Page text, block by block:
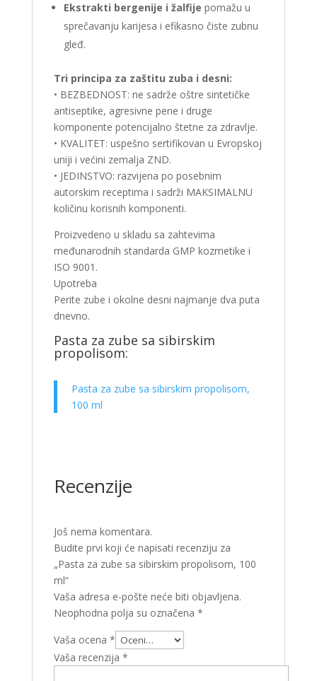
Ekstrakti bergenije i žalfije pomažu u
sprečavanju karijesa i efikasno čiste zubnu
gleđ.
Tri principa za zaštitu zuba i desni:
• BEZBEDNOST: ne sadrže oštre sintetičke
antiseptike, agresivne pene i druge
komponente potencijalno štetne za zdravlje.
• KVALITET: uspešno sertifikovan u Evropskoj
uniji i većini zemalja ZND.
• JEDINSTVO: razvijena po posebnim
autorskim receptima i sadrži MAKSIMALNU
količinu korisnih komponenti.
Proizvedeno u skladu sa zahtevima
međunarodnih standarda GMP kozmetike i
ISO 9001.
Upotreba
Perite zube i okolne desni najmanje dva puta
dnevno.
Pasta za zube sa sibirskim
propolisom:
Pasta za zube sa sibirskim propolisom,
100 ml
Recenzije
Još nema komentara.
Budite prvi koji će napisati recenziju za
„Pasta za zube sa sibirskim propolisom, 100
ml“
Vaša adresa e-pošte neće biti objavljena.
Neophodna polja su označena *
Vaša ocena *
Vaša recenzija *